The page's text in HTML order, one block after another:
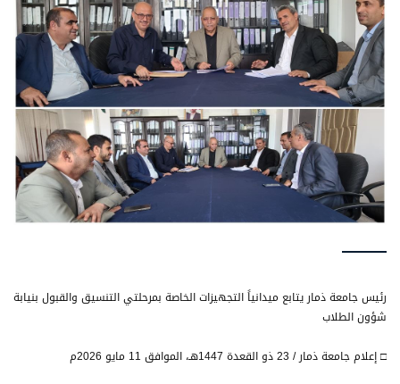
رئيس جامعة ذمار يتابع ميدانياً التجهيزات الخاصة بمرحلتي التنسيق والقبول بنيابة
شؤون الطلاب
□ إعلام جامعة ذمار / 23 ذو القعدة 1447هـ، الموافق 11 مايو 2026م